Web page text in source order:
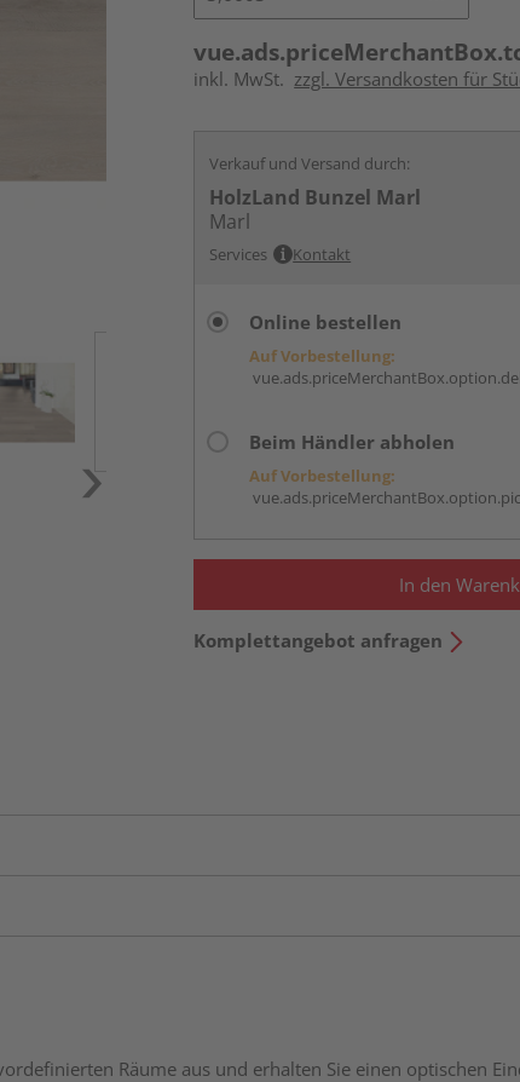
inkl. MwSt. zzgl. Versandkosten für
Verkauf und Versand durch:
HolzLand Bunzel Marl
Marl
Services Kontakt
Online bestellen
Auf Vorbestellung:
Beim Händler abholen
Auf Vorbestellung:
In den
Komplettangebot anfragen
Räume aus und erhalten Sie einen optischen